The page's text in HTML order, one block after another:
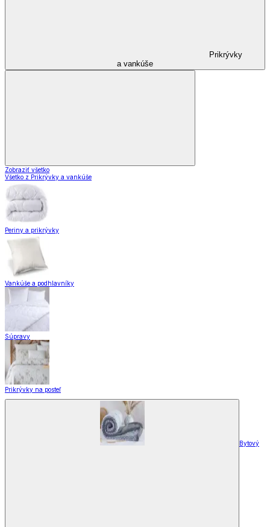
Prikrývky
a vankúše
Zobraziť všetko
Všetko z Prikrývky a vankúše
Periny a prikrývky
Vankúše a podhlavníky
Súpravy
Prikrývky na posteľ
Bytový